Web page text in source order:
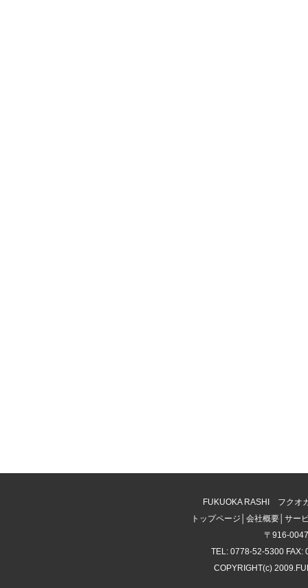
FUKUOKA RASHI フクオ
トップページ
会社概要 サー
〒916-
TEL: 0778-52-5300 FAX:
COPYRIGHT(c)